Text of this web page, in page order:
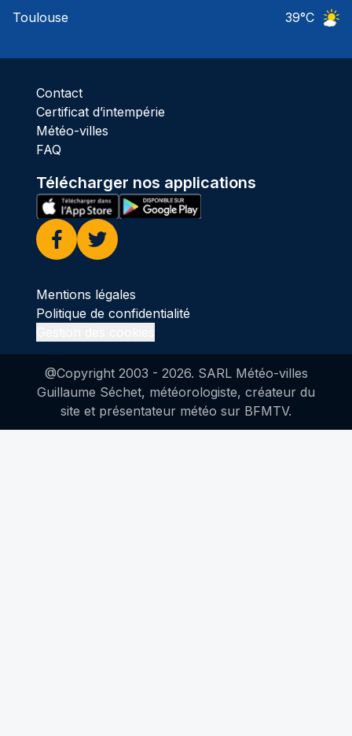
Toulouse
39°C
Contact
Certificat d’intempérie
Météo-villes
FAQ
Télécharger nos applications
Facebook
Twitter
Mentions légales
Politique de confidentialité
@Copyright 2003 - 2026. SARL Météo-villes
Guillaume Séchet, météorologiste, créateur du
site et présentateur météo sur BFMTV.